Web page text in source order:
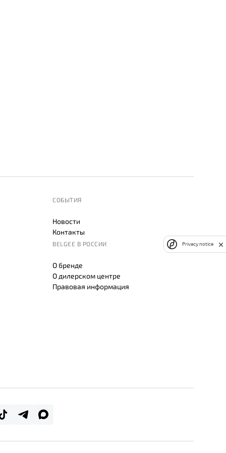
СОБЫТИЯ
Новости
Контакты
BELGEE В РОССИИ
О бренде
О дилерском центре
Правовая информация
Privacy notice